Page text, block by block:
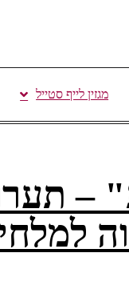
מגזין לייף סטייל
–